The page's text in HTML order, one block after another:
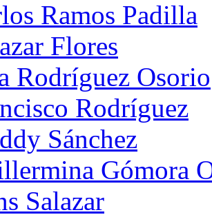
Ramos Padilla
Flores
Rodríguez Osorio
Rodríguez
Sánchez
Gómora
Salazar